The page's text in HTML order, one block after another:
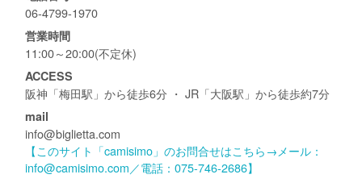
06-4799-1970
営業時間
11:00～20:00(不定休)
ACCESS
阪神「梅田駅」から徒歩6分 ・ JR「大阪駅」から徒歩約7分
mail
info@biglietta.com
【このサイト「camisimo」のお問合せはこちら→メール：
info@camisimo.com／電話：075-746-2686】